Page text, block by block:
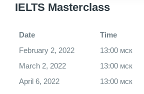
IELTS Masterclass
Date Time
February 2, 2022
13:00 мск
March 2, 2022
13:00 мск
April 6, 2022
13:00 мск